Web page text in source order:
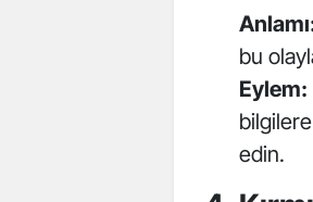
bu
Eylem:
edin.